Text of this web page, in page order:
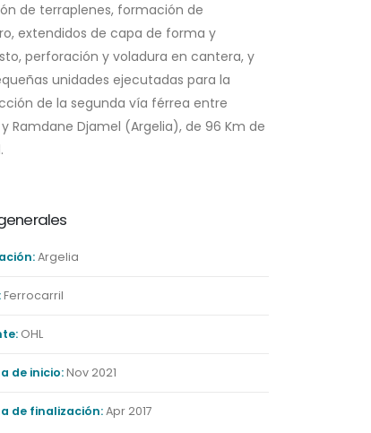
de terraplenes, formación de
extendidos de capa de forma y
perforación y voladura en cantera, y
unidades ejecutadas para la
de la segunda vía férrea entre
Ramdane Djamel (Argelia), de 96 Km de
Argelia
Ferrocarril
OHL
de inicio:Nov 2021
de finalización:Apr 2017